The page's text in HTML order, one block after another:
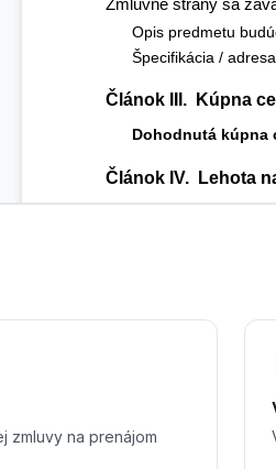
Zmluvné strany sa
Opis predmetu
Špecifikácia /
Článok III.  Kúpna
Dohodnutá kúpna
Článok IV.  Lehota
•  ☐  Záloha sa
Článok VI.
Zmluva je vyhotovená
zmluvy na prenájom